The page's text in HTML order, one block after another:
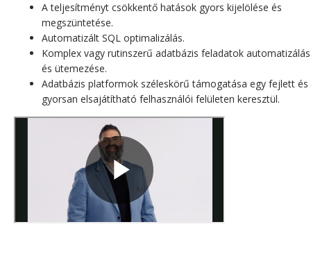
A teljesítményt csökkentő hatások gyors kijelölése és
megszüntetése.
Automatizált SQL optimalizálás.
Komplex vagy rutinszerű adatbázis feladatok
és ütemezése.
Adatbázis platformok széleskörű támogatása egy fejlett és
gyorsan elsajátítható felhasználói felületen keresztül.